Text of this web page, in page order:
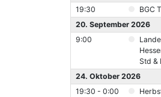
19:30
BGC
20. September 2026
9:00
Std &
24. Oktober 2026
19:30 - 0:00